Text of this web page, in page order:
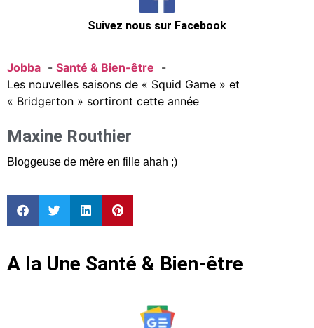
Suivez nous sur Facebook
Jobba
Santé & Bien-être
Les nouvelles saisons de « Squid Game » et
« Bridgerton » sortiront cette année
Maxine Routhier
Bloggeuse de mère en fille ahah ;)
A la Une Santé & Bien-être